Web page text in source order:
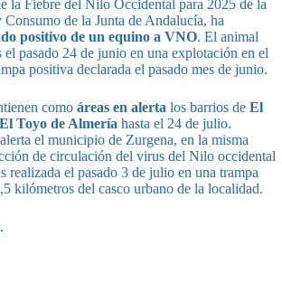
la Fiebre del Nilo Occidental para 2025 de la
de la Junta de Andalucía, ha
positivo de un equino a VNO. El animal
el pasado 24 de junio en una explotación en el
positiva declarada el pasado mes de junio.
como áreas en alerta los barrios de El
Toyo de Almería hasta el 24 de julio.
el municipio de Zurgena, en la misma
de circulación del virus del Nilo occidental
realizada el pasado 3 de julio en una trampa
kilómetros del casco urbano de la localidad.